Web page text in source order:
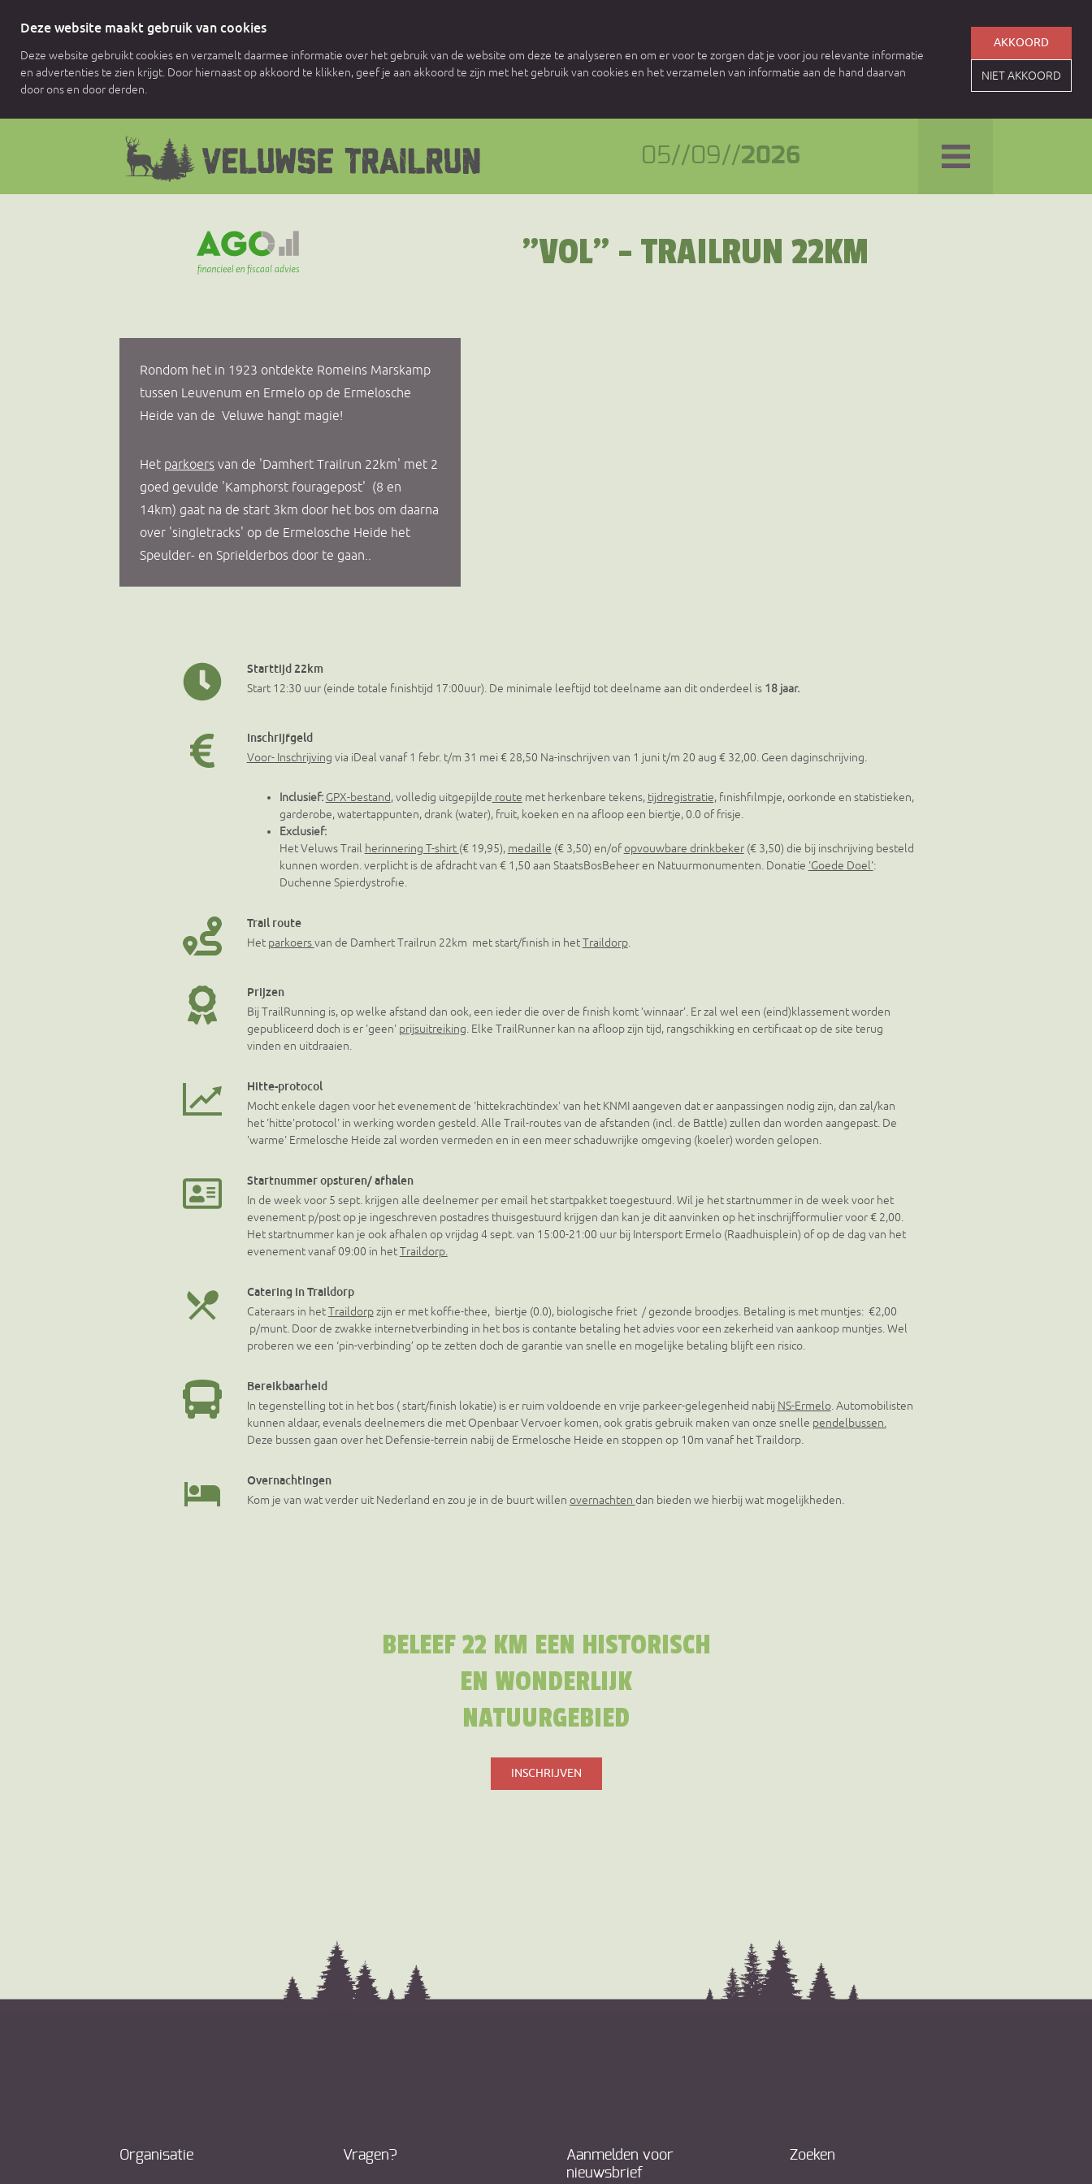
Deze website maakt gebruik van cookies
Deze website gebruikt cookies en verzamelt daarmee informatie over het gebruik van de website om deze te analyseren en om er voor te zorgen dat je voor jou relevante informatie
en advertenties te zien krijgt. Door hiernaast op akkoord te klikken, geef je aan akkoord te zijn met het gebruik van cookies en het verzamelen van informatie aan de hand daarvan
door ons en door derden.
AKKOORD
NIET AKKOORD
05//09//2026
"VOL" - TRAILRUN 22KM
Rondom het in 1923 ontdekte Romeins Marskamp
tussen Leuvenum en Ermelo op de Ermelosche
Heide van de Veluwe hangt magie!
Het parkoers van de 'Damhert Trailrun 22km' met 2
goed gevulde 'Kamphorst fouragepost' (8 en
14km) gaat na de start 3km door het bos om daarna
over 'singletracks' op de Ermelosche Heide het
Speulder- en Sprielderbos door te gaan..
Starttijd 22km
Start 12:30 uur (einde totale finishtijd 17:00uur). De minimale leeftijd tot deelname aan dit onderdeel is 18 jaar.
Inschrijfgeld
Voor- Inschrijving via iDeal vanaf 1 febr. t/m 31 mei € 28,50 Na-inschrijven van 1 juni t/m 20 aug € 32,00. Geen daginschrijving.
Inclusief: GPX-bestand, volledig uitgepijlde route met herkenbare tekens, tijdregistratie,finishfilmpje, oorkonde en statistieken,
garderobe, watertappunten, drank (water), fruit, koeken en na afloop een biertje, 0.0 of frisje.
Exclusief:
Het Veluws Trail herinnering T-shirt (€ 19,95), medaille (€ 3,50) en/ofopvouwbare drinkbeker(€ 3,50) die bij inschrijving besteld
kunnen worden. verplicht is de afdracht van € 1,50 aan StaatsBosBeheer en Natuurmonumenten. Donatie 'Goede Doel':
Duchenne Spierdystrofie.
Trail route
Het parkoersvan de Damhert Trailrun 22km met start/finish in hetTraildorp.
Prijzen
Bij TrailRunning is, op welke afstand dan ook, een ieder die over de finish komt ’winnaar’. Er zal wel een (eind)klassement worden
gepubliceerd doch is er 'geen' prijsuitreiking . Elke TrailRunner kan na afloop zijn tijd, rangschikking en certificaat op de site terug
vinden en uitdraaien.
Hitte-protocol
Mocht enkele dagen voor het evenement de 'hittekrachtindex' van het KNMI aangeven dat er aanpassingen nodig zijn, dan zal/kan
het 'hitte'protocol' in werking worden gesteld. Alle Trail-routes van de afstanden (incl. de Battle) zullen dan worden aangepast. De
'warme' Ermelosche Heide zal worden vermeden en in een meer schaduwrijke omgeving (koeler) worden gelopen.
Startnummer opsturen/ afhalen
In de week voor 5 sept. krijgen alle deelnemer per email het startpakket toegestuurd. Wil je het startnummer in de week voor het
evenement p/post op je ingeschreven postadres thuisgestuurd krijgen dan kan je dit aanvinken op het inschrijfformulier voor € 2,00.
Het startnummer kan je ook afhalen op vrijdag 4 sept. van 15:00-21:00 uur bij Intersport Ermelo (Raadhuisplein) of op de dag van het
evenement vanaf 09:00 in hetTraildorp.
Catering in Traildorp
Cateraars in hetTraildorpzijn er met koffie-thee, biertje (0.0), biologische friet / gezonde broodjes. Betaling is met muntjes: €2,00
p/munt. Door de zwakke internetverbinding in het bos is contante betaling het advies voor een zekerheid van aankoop muntjes. Wel
proberen we een ‘pin-verbinding’ op te zetten doch de garantie van snelle en mogelijke betaling blijft een risico.
Bereikbaarheid
In tegenstelling tot in het bos ( start/finish lokatie) is er ruim voldoende en vrije parkeer-gelegenheid nabij NS-Ermelo. Automobilisten
kunnen aldaar, evenals deelnemers die met Openbaar Vervoer komen, ook gratis gebruik maken van onze snelle pendelbussen.
Deze bussen gaan over het Defensie-terrein nabij de Ermelosche Heide en stoppen op 10m vanaf het Traildorp.
Overnachtingen
Kom je van wat verder uit Nederland en zou je in de buurt willen overnachten dan bieden we hierbij wat mogelijkheden.
BELEEF 22 KM EEN HISTORISCH
EN WONDERLIJK
NATUURGEBIED
INSCHRIJVEN
Organisatie Vragen?
Aanmelden voor
nieuwsbrief
Zoeken